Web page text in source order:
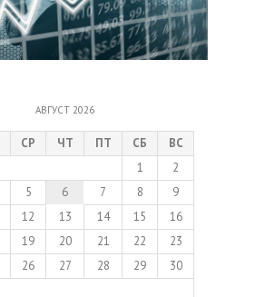
АВГУСТ 2026
СР ЧТ ПТ СБ
ВС
1
2
5 6 7 8
9
12 13 14 15
16
19 20 21 22
23
26 27 28 29
30